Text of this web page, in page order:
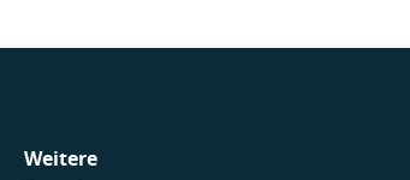
Weitere